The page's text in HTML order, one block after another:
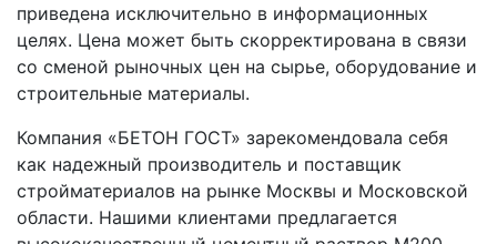
приведена исключительно в информационных
целях. Цена может быть скорректирована в связи
со сменой рыночных цен на сырье, оборудование и
строительные материалы.
Компания «БЕТОН ГОСТ» зарекомендовала себя
как надежный производитель и поставщик
стройматериалов на рынке Москвы и Московской
области. Нашими клиентами предлагается